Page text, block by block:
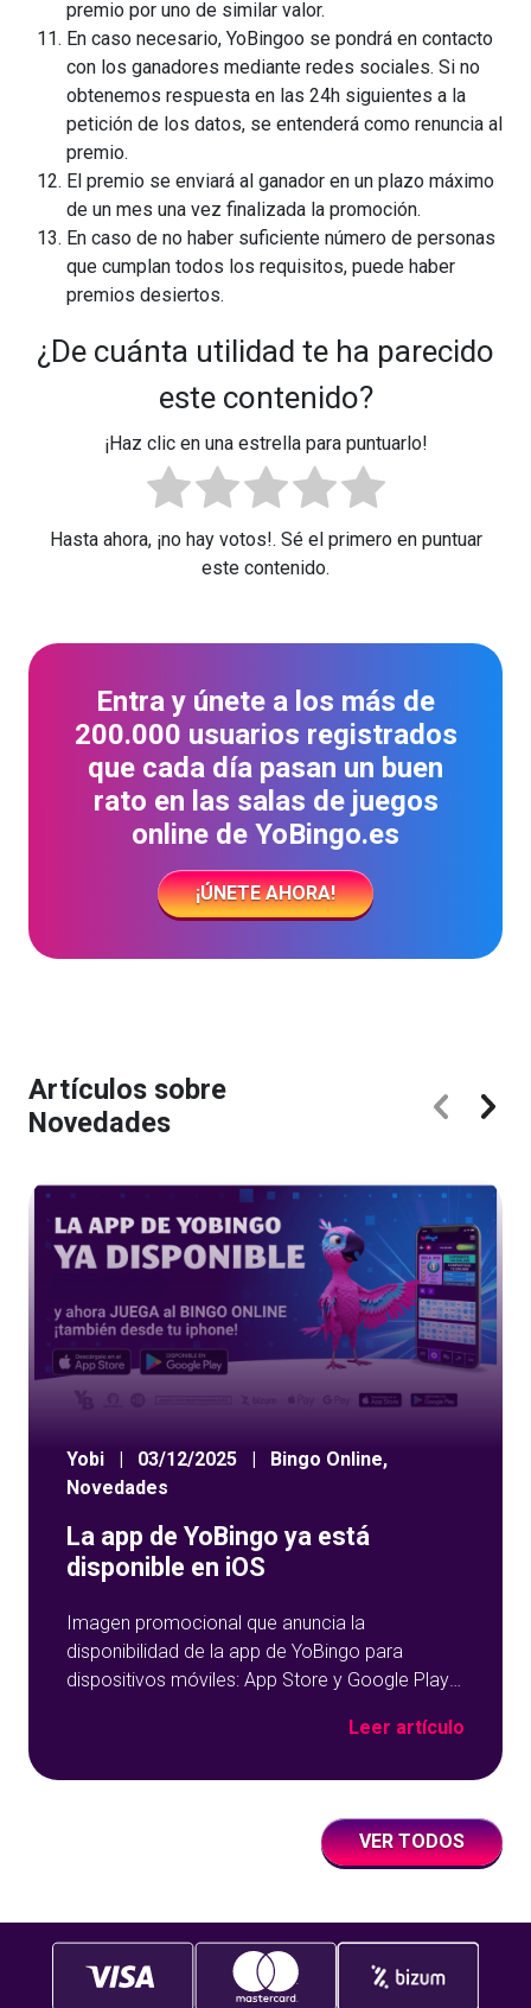
premio por uno de similar valor.
En caso necesario, YoBingoo se pondrá en contacto
con los ganadores mediante redes sociales. Si no
obtenemos respuesta en las 24h siguientes a la
petición de los datos, se entenderá como renuncia al
premio.
El premio se enviará al ganador en un plazo máximo
de un mes una vez finalizada la promoción.
En caso de no haber suficiente número de personas
que cumplan todos los requisitos, puede haber
premios desiertos.
¿De cuánta utilidad te ha parecido
este contenido?
¡Haz clic en una estrella para puntuarlo!
Hasta ahora, ¡no hay votos!. Sé el primero en puntuar
este contenido.
Entra y únete a los más de
200.000 usuarios registrados
que cada día pasan un buen
rato en las salas de juegos
online de YoBingo.es
¡ÚNETE AHORA!
Artículos sobre
Novedades
Yobi 03/12/2025 Bingo Online,
Novedades
La app de YoBingo ya está
disponible en iOS
Imagen promocional que anuncia la
disponibilidad de la app de YoBingo para
dispositivos móviles: App Store y Google Play
Leer artículo
VER TODOS